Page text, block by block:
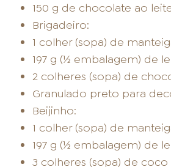
150 g de chocolate ao
Brigadeiro:
1 colher (sopa) de
197 g (½ embalagem) de
2 colheres (sopa) de
Granulado preto para
Beijinho:
1 colher (sopa) de
197 g (½ embalagem) de
3 colheres (sopa) de